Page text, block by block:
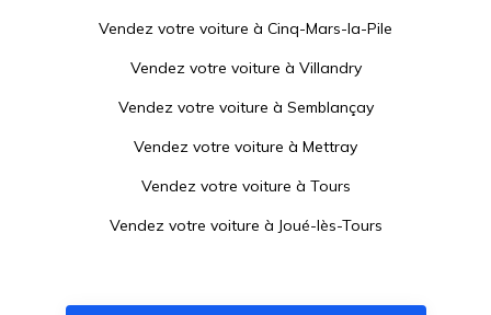
Vendez votre voiture à Cinq-Mars-la-Pile
Vendez votre voiture à Villandry
Vendez votre voiture à Semblançay
Vendez votre voiture à Mettray
Vendez votre voiture à Tours
Vendez votre voiture à Joué-lès-Tours
Vendez votre voiture àNotre-Dame-d'Oé